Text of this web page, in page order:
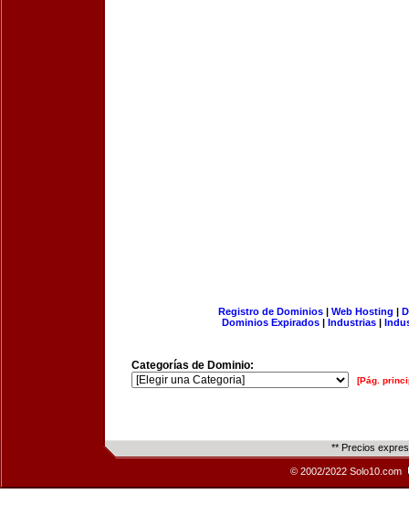
Registro de Dominios| Web Hosting |
Dominios Expirados | Industrias |
Categorías de Dominio:
[Pág.
** Precios
© 2002/2022 Solo10.com